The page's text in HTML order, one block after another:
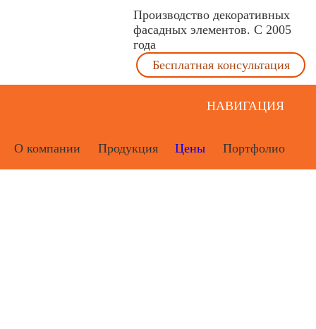
Производство декоративных
фасадных элементов. С 2005
года
Бесплатная консультация
НАВИГАЦИЯ
О компании Продукция Цены Портфолио